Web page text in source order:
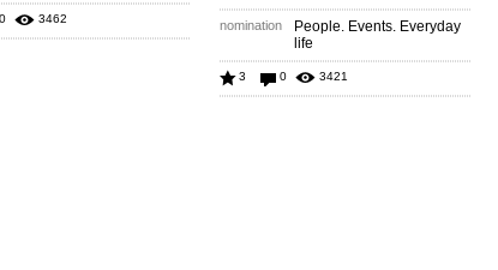
0 3462 nomination
People. Events. Everyday
life
3 0 3421